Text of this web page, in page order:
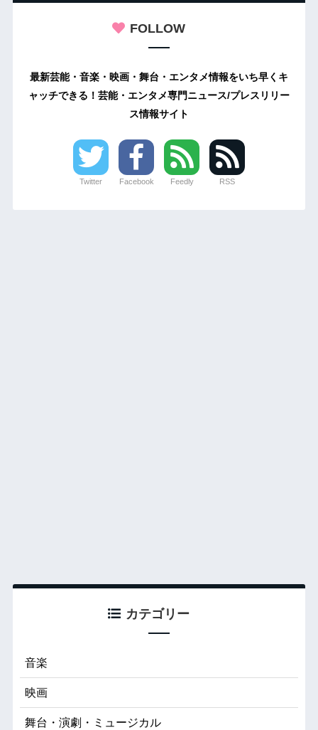
FOLLOW
最新芸能・音楽・映画・舞台・エンタメ情報をいち早くキ
ャッチできる！芸能・エンタメ専門ニュース/プレスリリー
ス情報サイト
Twitter Facebook Feedly RSS
カテゴリー
音楽
映画
舞台・演劇・ミュージカル